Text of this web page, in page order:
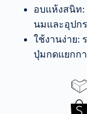
อบแห้งสนิท
นมและอุปก
ใช้งานง่าย:
ปุ่มกดแยกก